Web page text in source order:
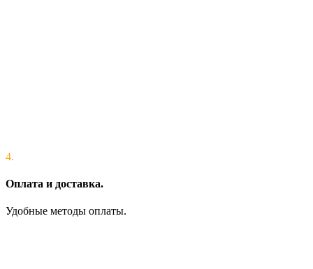
4.
Оплата и доставка.
Удобные методы оплаты.